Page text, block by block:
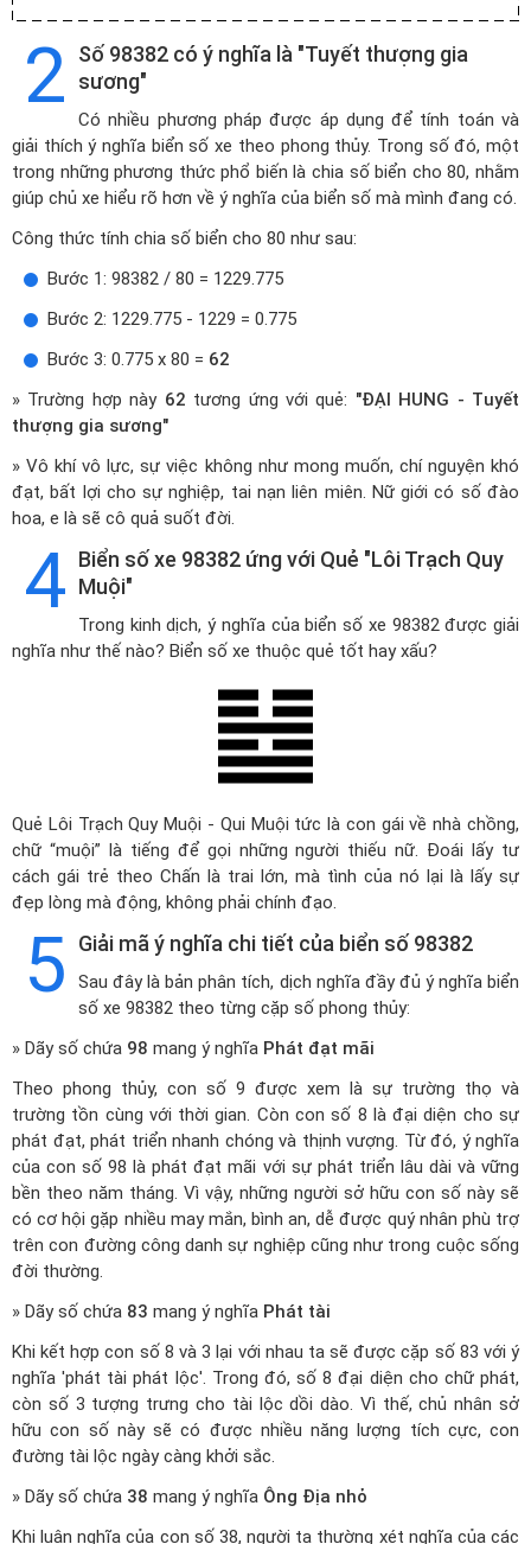
2
Số 98382 có ý nghĩa là "Tuyết thượng gia
sương"
Có nhiều phương pháp được áp dụng để tính toán và
giải thích ý nghĩa biển số xe theo phong thủy. Trong số đó, một
trong những phương thức phổ biến là chia số biển cho 80, nhằm
giúp chủ xe hiểu rõ hơn về ý nghĩa của biển số mà mình đang có.
Công thức tính chia số biển cho 80 như sau:
Bước 1: 98382 / 80 = 1229.775
Bước 2: 1229.775 - 1229 = 0.775
Bước 3: 0.775 x 80 = 62
» Trường hợp này 62 tương ứng với quẻ: "ĐẠI HUNG - Tuyết
thượng gia sương"
» Vô khí vô lực, sự việc không như mong muốn, chí nguyện khó
đạt, bất lợi cho sự nghiệp, tai nạn liên miên. Nữ giới có số đào
hoa, e là sẽ cô quả suốt đời.
4 Biển số xe 98382 ứng với Quẻ "Lôi Trạch Quy
Muội"
Trong kinh dịch, ý nghĩa của biển số xe 98382 được giải
nghĩa như thế nào? Biển số xe thuộc quẻ tốt hay xấu?
Quẻ Lôi Trạch Quy Muội - Qui Muội tức là con gái về nhà chồng,
chữ “muội” là tiếng để gọi những người thiếu nữ. Đoái lấy tư
cách gái trẻ theo Chấn là trai lớn, mà tình của nó lại là lấy sự
đẹp lòng mà động, không phải chính đạo.
5 Giải mã ý nghĩa chi tiết của biển số 98382
Sau đây là bản phân tích, dịch nghĩa đầy đủ ý nghĩa biển
số xe 98382 theo từng cặp số phong thủy:
» Dãy số chứa 98 mang ý nghĩa Phát đạt mãi
Theo phong thủy, con số 9 được xem là sự trường thọ và
trường tồn cùng với thời gian. Còn con số 8 là đại diện cho sự
phát đạt, phát triển nhanh chóng và thịnh vượng. Từ đó, ý nghĩa
của con số 98 là phát đạt mãi với sự phát triển lâu dài và vững
bền theo năm tháng. Vì vậy, những người sở hữu con số này sẽ
có cơ hội gặp nhiều may mắn, bình an, dễ được quý nhân phù trợ
trên con đường công danh sự nghiệp cũng như trong cuộc sống
đời thường.
» Dãy số chứa 83 mang ý nghĩa Phát tài
Khi kết hợp con số 8 và 3 lại với nhau ta sẽ được cặp số 83 với ý
nghĩa 'phát tài phát lộc'. Trong đó, số 8 đại diện cho chữ phát,
còn số 3 tượng trưng cho tài lộc dồi dào. Vì thế, chủ nhân sở
hữu con số này sẽ có được nhiều năng lượng tích cực, con
đường tài lộc ngày càng khởi sắc.
» Dãy số chứa 38 mang ý nghĩa Ông Địa nhỏ
Khi luận nghĩa của con số 38, người ta thường xét nghĩa của các